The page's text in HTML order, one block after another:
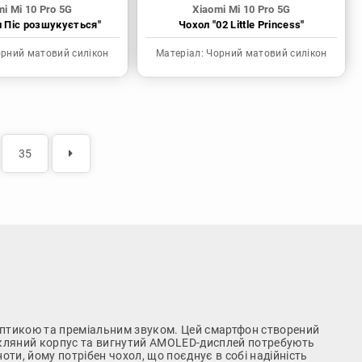
Mi 10 Pro 5G
Піс розшукується"
матовий силікон
Xiaomi Mi 10 Pro 5G
Чохол "02 Little Princess"
Матеріал: Чорний матовий силікон
35
та преміальним звуком. Цей смартфон створений
корпус та вигнутий AMOLED-дисплей потребують
йому потрібен чохол, що поєднує в собі надійність